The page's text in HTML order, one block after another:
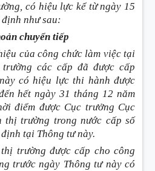
có hiệu lực kể từ ngày 15
như sau:
chuyển tiếp
của công chức làm việc tại
các cấp đã được cấp
có hiệu lực thi hành được
hết ngày 31 tháng 12 năm
điểm được Cục trưởng Cục
thị trường trong nước cấp số
tại Thông tư này.
trường được cấp cho công
trước ngày Thông tư này có